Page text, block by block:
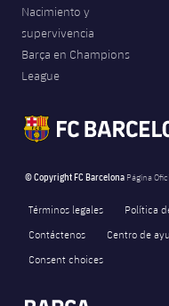
Nacimiento y
supervivencia
Barça en Champions
League
© Copyright FC Barcelona Página
Términos legales Política
Contáctenos
Centro de
Consent choices